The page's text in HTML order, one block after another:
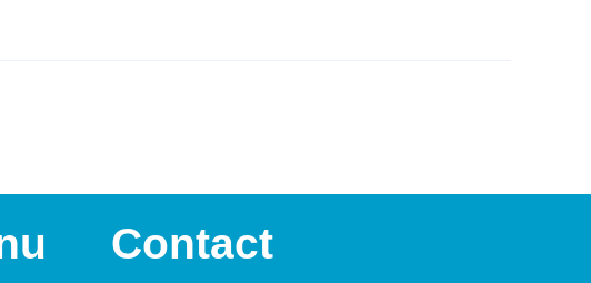
Contact